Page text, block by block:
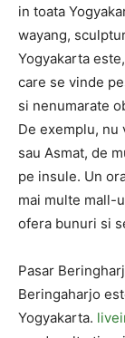
in toata
wayang,
Yogyakarta
care se vinde
si nenumarate
De exemplu, nu
sau Asmat, de
pe insule. Un
mai multe mall-
ofera bunuri si
Pasar
Beringaharjo
Yogyakarta.